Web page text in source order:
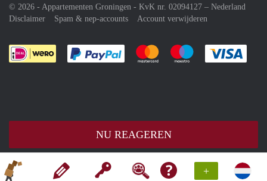
+
NU REAGEREN
© 2026 - Appartementen Groningen - KvK nr. 02094127 – Nederland
Disclaimer
Spam & nep-accounts Account verwijderen
Je rekent gemakkelijk af met Paypal
Je rekent gemakkelijk af met
Je rekent